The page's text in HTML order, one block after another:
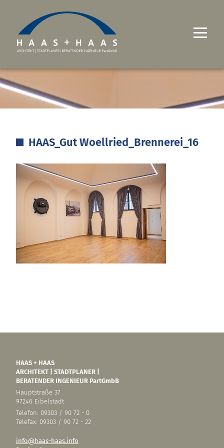
PROJEKTE
KARRIERE
KONTAKT
HAAS_Gut Woellried_Brennerei_16
HAAS + HAAS
ARCHITEKT | STADTPLANER |
BERATENDER INGENIEUR PartGmbB
Hauptstraße 37
97246 Eibelstadt
Telefon: 09303 / 90 72 - 0
Telefax: 09303 / 90 72 - 22
info@haas-haas.info